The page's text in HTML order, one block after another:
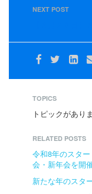
NEXT POST
TOPICS
トピックがあり
RELATED POSTS
令和8年のスタ
会・新年会を開
新たな年のスタ